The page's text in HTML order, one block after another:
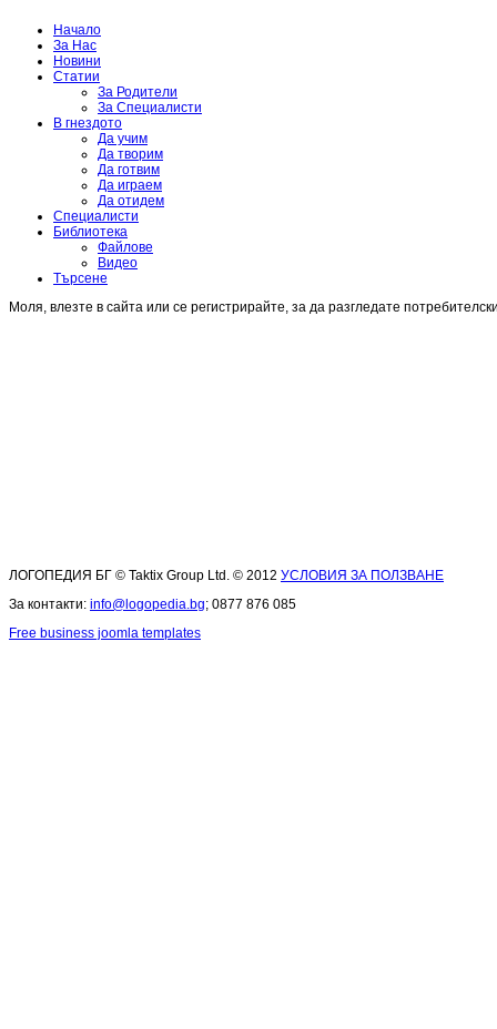
Начало
За Нас
Новини
Статии
За Родители
За Специалисти
В гнездото
Да учим
Да творим
Да готвим
Да играем
Да отидем
Специалисти
Библиотека
Файлове
Видео
Търсене
Моля, влезте в сайта или се регистрирайте, за да разгледате
ЛОГОПЕДИЯ БГ © Taktix Group Ltd. © 2012 УСЛОВИЯ ЗА ПОЛЗВАНЕ
За контакти: info@logopedia.bg; 0877 876 085
Free business joomla templates